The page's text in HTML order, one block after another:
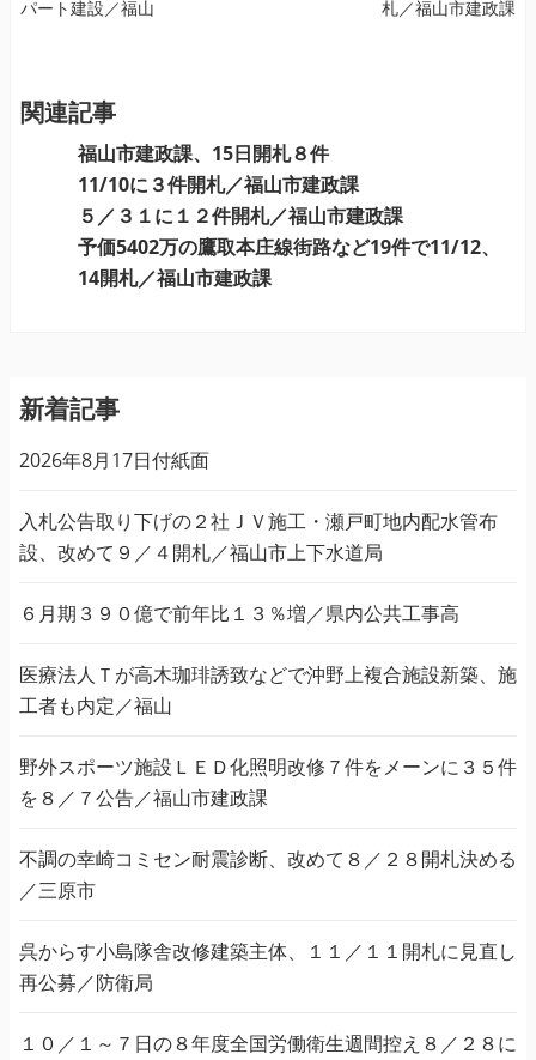
ナ
ー
パート建設／福山
札／福山市建政課
関連記事
福山市建政課、15日開札８件
11/10に３件開札／福山市建政課
５／３１に１２件開札／福山市建政課
予価5402万の鷹取本庄線街路など19件で11/12、
14開札／福山市建政課
新着記事
2026年8月17日付紙面
入札公告取り下げの２社ＪＶ施工・瀬戸町地内配水管布
設、改めて９／４開札／福山市上下水道局
６月期３９０億で前年比１３％増／県内公共工事高
医療法人Ｔが高木珈琲誘致などで沖野上複合施設新築、施
工者も内定／福山
野外スポーツ施設ＬＥＤ化照明改修７件をメーンに３５件
を８／７公告／福山市建政課
不調の幸崎コミセン耐震診断、改めて８／２８開札決める
／三原市
呉からす小島隊舎改修建築主体、１１／１１開札に見直し
再公募／防衛局
１０／１～７日の８年度全国労働衛生週間控え８／２８に